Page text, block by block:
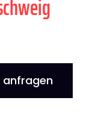
anfragen